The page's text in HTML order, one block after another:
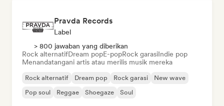
Pravda Records
Label
> 800 jawaban yang diberikan
Rock alternatifDream popE-popRock garasiIndie pop
Menandatangani artis atau merilis musik mereka
Rock alternatif Dream pop Rock garasi
New wave
Pop soul
Reggae Shoegaze Soul